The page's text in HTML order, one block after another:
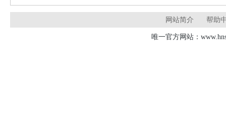
网站简介 帮助
唯一官方网站：